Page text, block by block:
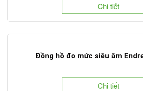
Chi tiết
Đồng hồ đo mức siêu âm
Chi tiết